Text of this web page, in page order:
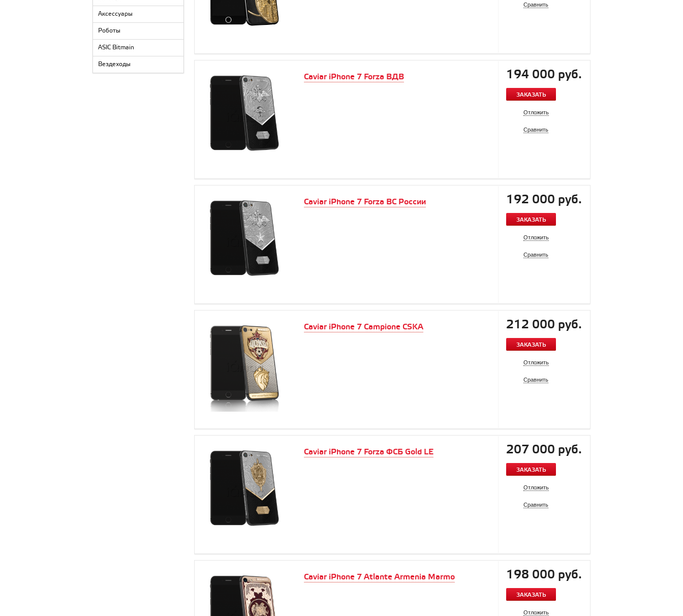
Аксессуары
Роботы
ASIC Bitmain
Вездеходы
Сравнить
Caviar iPhone 7 Forza ВДВ 194 000 руб.
ЗАКАЗАТЬ
Отложить
Сравнить
Caviar iPhone 7 Forza ВС России 192 000 руб.
ЗАКАЗАТЬ
Отложить
Сравнить
Caviar iPhone 7 Campione CSKA 212 000 руб.
ЗАКАЗАТЬ
Отложить
Сравнить
Caviar iPhone 7 Forza ФСБ Gold LE 207 000 руб.
ЗАКАЗАТЬ
Отложить
Сравнить
Caviar iPhone 7 Atlante Armenia Marmo 198 000 руб.
ЗАКАЗАТЬ
Отложить